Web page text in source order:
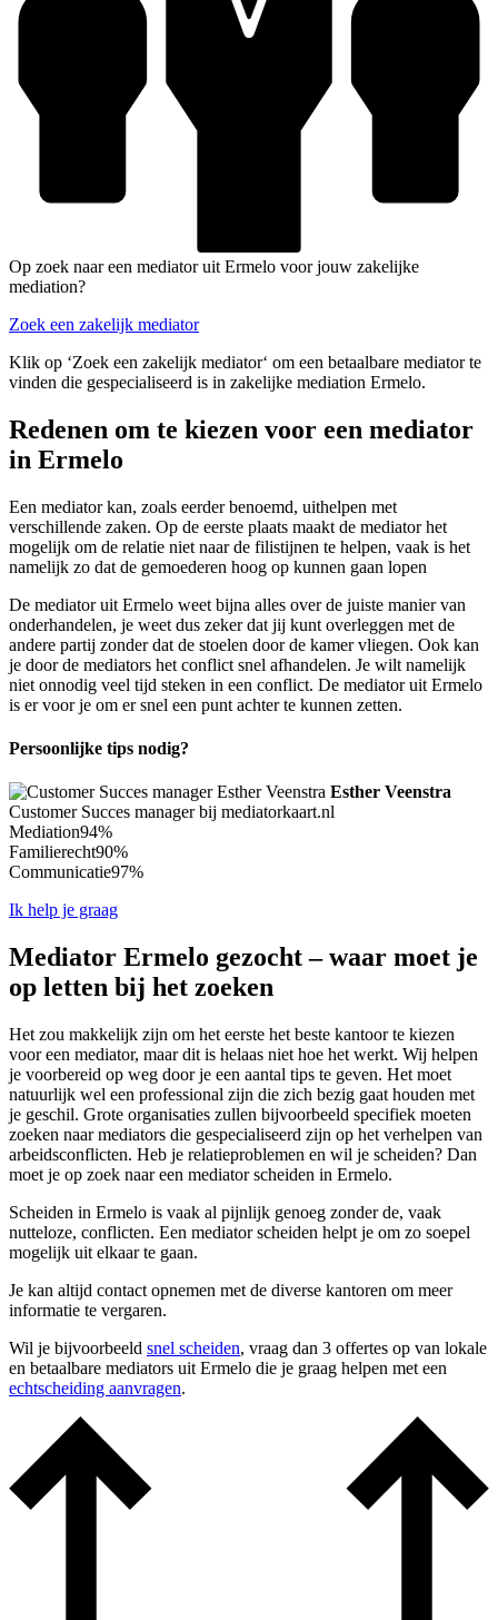
Op zoek naar een mediator uit Ermelo voor jouw zakelijke
mediation?
Zoek een zakelijk mediator
Klik op ‘Zoek een zakelijk mediator‘ om een betaalbare mediator te
vinden die gespecialiseerd is in zakelijke mediation Ermelo.
Redenen om te kiezen voor een mediator
in Ermelo
Een mediator kan, zoals eerder benoemd, uithelpen met
verschillende zaken. Op de eerste plaats maakt de mediator het
mogelijk om de relatie niet naar de filistijnen te helpen, vaak is het
namelijk zo dat de gemoederen hoog op kunnen gaan lopen
De mediator uit Ermelo weet bijna alles over de juiste manier van
onderhandelen, je weet dus zeker dat jij kunt overleggen met de
andere partij zonder dat de stoelen door de kamer vliegen. Ook kan
je door de mediators het conflict snel afhandelen. Je wilt namelijk
niet onnodig veel tijd steken in een conflict. De mediator uit Ermelo
is er voor je om er snel een punt achter te kunnen zetten.
Persoonlijke tips nodig?
Esther Veenstra
Customer Succes manager bij mediatorkaart.nl
Mediation94%
Familierecht90%
Communicatie97%
Ik help je graag
Mediator Ermelo gezocht – waar moet je
op letten bij het zoeken
Het zou makkelijk zijn om het eerste het beste kantoor te kiezen
voor een mediator, maar dit is helaas niet hoe het werkt. Wij helpen
je voorbereid op weg door je een aantal tips te geven. Het moet
natuurlijk wel een professional zijn die zich bezig gaat houden met
je geschil. Grote organisaties zullen bijvoorbeeld specifiek moeten
zoeken naar mediators die gespecialiseerd zijn op het verhelpen van
arbeidsconflicten. Heb je relatieproblemen en wil je scheiden? Dan
moet je op zoek naar een mediator scheiden in Ermelo.
Scheiden in Ermelo is vaak al pijnlijk genoeg zonder de, vaak
nutteloze, conflicten. Een mediator scheiden helpt je om zo soepel
mogelijk uit elkaar te gaan.
Je kan altijd contact opnemen met de diverse kantoren om meer
informatie te vergaren.
Wil je bijvoorbeeld snel scheiden, vraag dan 3 offertes op van lokale
en betaalbare mediators uit Ermelo die je graag helpen met een
echtscheiding aanvragen.